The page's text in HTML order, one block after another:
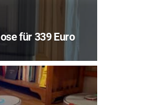
für 339 Euro